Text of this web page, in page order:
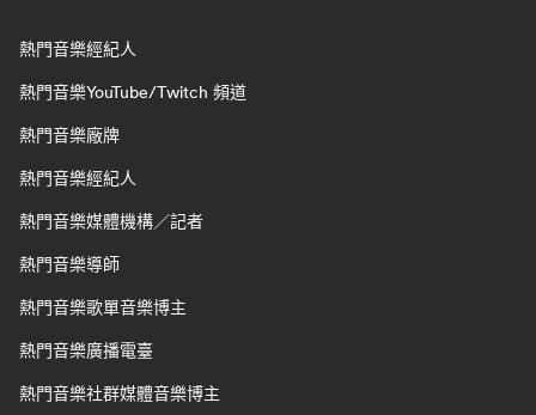
熱門音樂經紀人
熱門音樂YouTube/Twitch 頻道
熱門音樂廠牌
熱門音樂經紀人
熱門音樂媒體機構／記者
熱門音樂導師
熱門音樂歌單音樂博主
熱門音樂廣播電臺
熱門音樂社群媒體音樂博主